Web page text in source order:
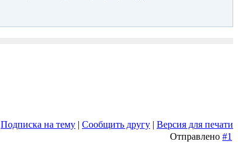
Подписка на тему | Сообщить другу | Версия для печати
Отправлено #1